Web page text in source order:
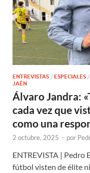
ENTREVISTAS / ESPECIALES /
JAÉN
Álvaro Jandra:
cada vez que
como una
2 octubre, 2025 - por
ENTREVISTA | Pedro
fútbol visten de élite